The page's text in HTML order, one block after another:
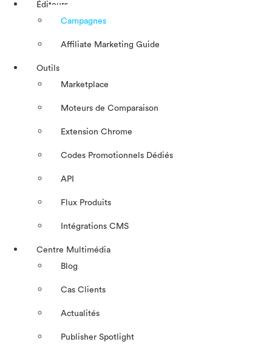
Éditeurs
Campagnes
Affiliate Marketing Guide
Outils
Marketplace
Moteurs de Comparaison
Extension Chrome
Codes Promotionnels Dédiés
API
Flux Produits
Intégrations CMS
Centre Multimédia
Blog
Cas Clients
Actualités
Publisher Spotlight